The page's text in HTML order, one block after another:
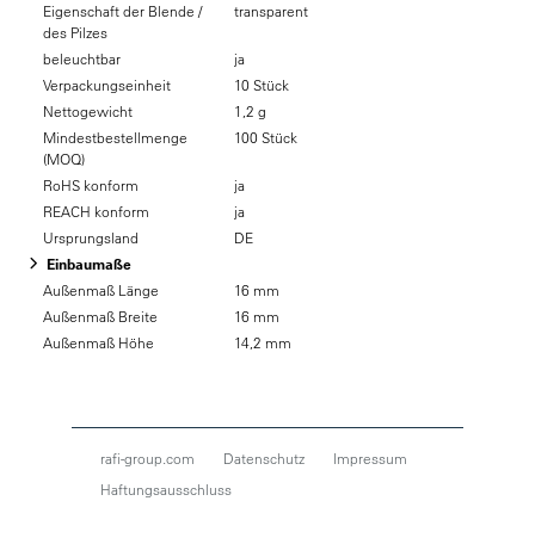
Eigenschaft der Blende /
des Pilzes
transparent
beleuchtbar
ja
Verpackungseinheit
10 Stück
Nettogewicht
1,2 g
Mindestbestellmenge
(MOQ)
100 Stück
RoHS konform
ja
REACH konform
ja
Ursprungsland
DE
Einbaumaße
Außenmaß Länge
16 mm
Außenmaß Breite
16 mm
Außenmaß Höhe
14,2 mm
rafi-group.com Datenschutz
Impressum
Haftungsausschluss